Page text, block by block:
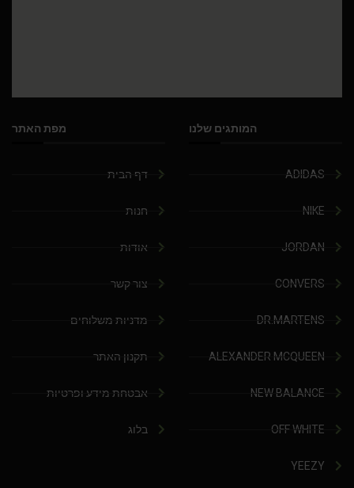
המותגים שלנו
ADIDAS
NIKE
JORDAN
CONVERS
DR.MARTENS
ALEXANDER MCQUEEN
NEW BALANCE
OFF WHITE
YEEZY
מפת האתר
דף הבית
חנות
אודות
צור קשר
מדניות משלוחים
תקנון האתר
אבטחת מידע ופרטיות
בלוג